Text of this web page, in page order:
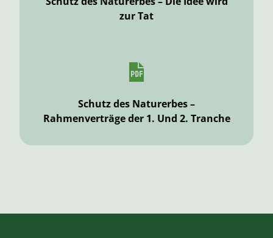
zur Tat
Schutz des Naturerbes –
Rahmenverträge der 1. Und 2. Tranche